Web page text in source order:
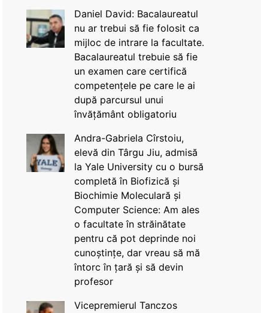
Daniel David: Bacalaureatul
nu ar trebui să fie folosit ca
mijloc de intrare la facultate.
Bacalaureatul trebuie să fie
un examen care certifică
competențele pe care le ai
după parcursul unui
învățământ obligatoriu
Andra-Gabriela Cîrstoiu,
elevă din Târgu Jiu, admisă
la Yale University cu o bursă
completă în Biofizică și
Biochimie Moleculară și
Computer Science: Am ales
o facultate în străinătate
pentru că pot deprinde noi
cunoștințe, dar vreau să mă
întorc în țară și să devin
profesor
Vicepremierul Tanczos